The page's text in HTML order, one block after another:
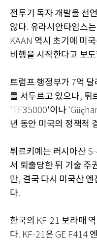
전투기 독자 개발을 선
않다. 유라시안타임스
KAAN 역시 초기에 미
비행을 시작한다고 보
트럼프 행정부가 7억 달
를 서두르고 있으나, 튀
'TF35000'이나
년 동안 미국의 정책적
튀르키예는 러시아산
서 퇴출당한 뒤 기술 주
만, 결국 다시 미국산
다.
한국의 KF-21 보라매
다. KF-21은 GE F414